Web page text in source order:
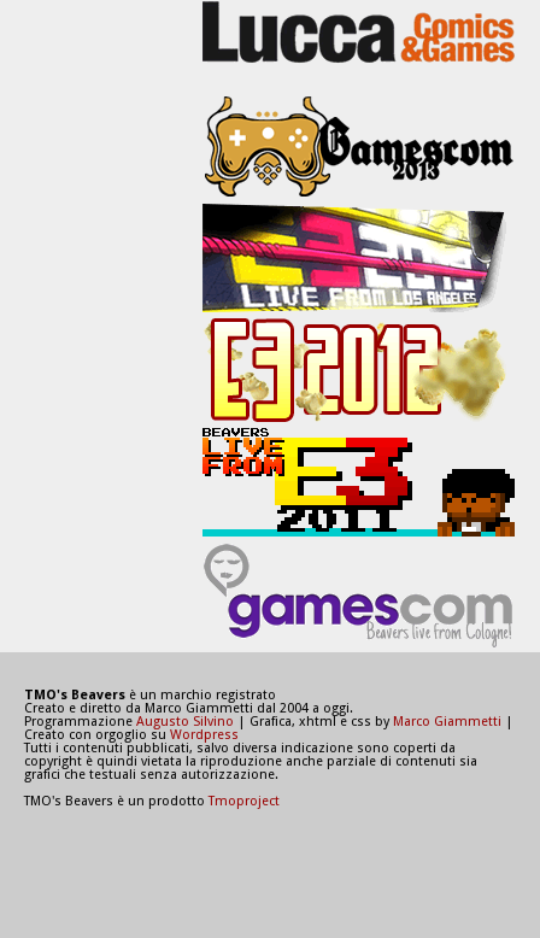
TMO's Beavers è un marchio registrato
Creato e diretto da Marco Giammetti dal 2004 a oggi.
Programmazione Augusto Silvino | Grafica, xhtml e css byMarco Giammetti
Creato con orgoglio su Wordpress
Tutti i contenuti pubblicati, salvo diversa indicazione sono coperti da
copyright è quindi vietata la riproduzione anche parziale di contenuti sia
grafici che testuali senza autorizzazione.
TMO's Beavers è un prodottoTmoproject